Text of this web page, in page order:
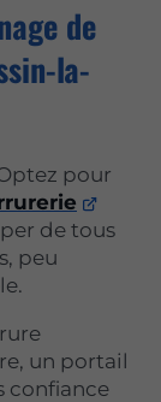
de
la-
pour
de tous
peu
un portail
confiance